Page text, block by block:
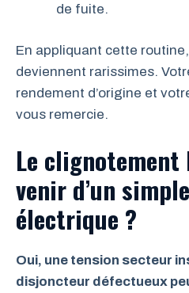
de fuite.
En appliquant cette
deviennent rarissimes.
rendement d’origine et
vous remercie.
Le
venir d’un
électrique ?
Oui, une tension secteur
disjoncteur défectueux